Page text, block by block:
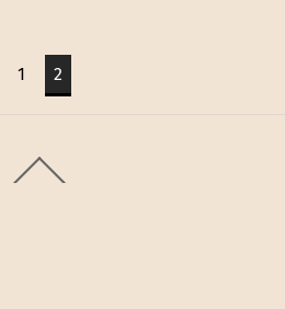
1 2
To